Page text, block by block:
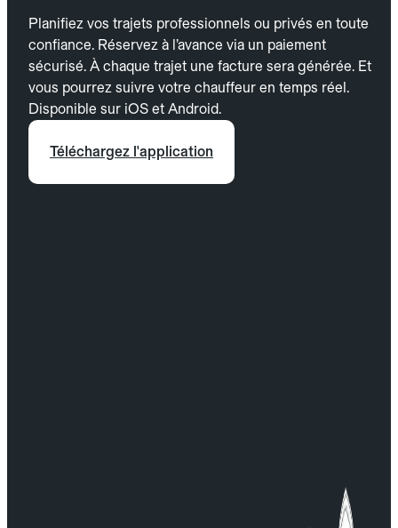
Planifiez vos trajets professionnels ou privés en toute
confiance. Réservez à l’avance via un paiement
sécurisé. À chaque trajet une facture sera générée. Et
vous pourrez suivre votre chauffeur en temps réel.
Disponible sur iOS et Android.
Téléchargez l'application